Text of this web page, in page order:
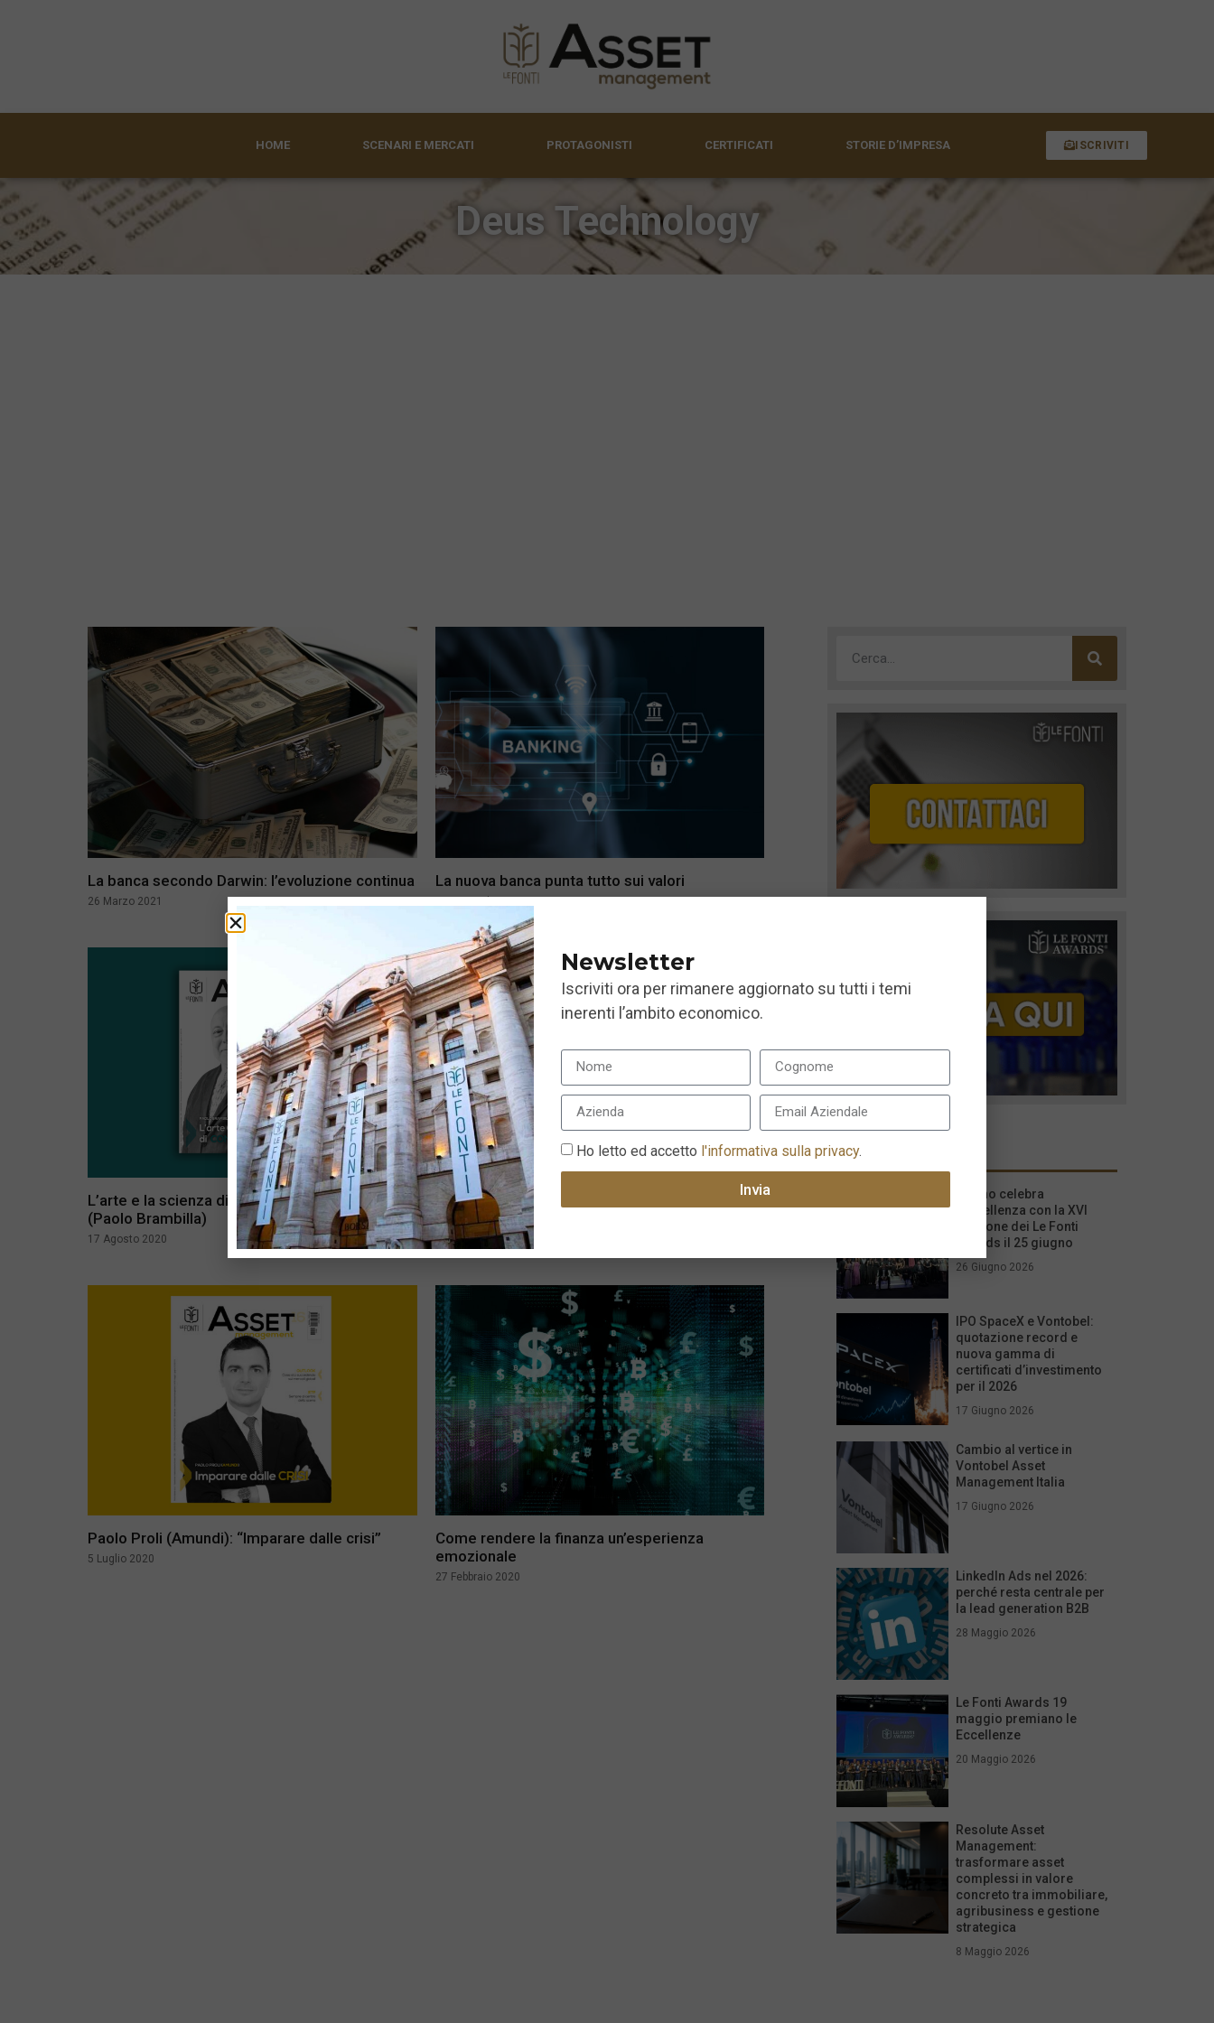
HOME SCENARI E MERCATI PROTAGONISTI CERTIFICATI STORIE D’IMPRESA ISCRIVITI
Deus Technology
La banca secondo Darwin: l’evoluzione continua
26 Marzo 2021
La nuova banca punta tutto sui valori
11 Settembre 2020
L’arte e la scienza di comunicare la finanza
(Paolo Brambilla)
17 Agosto 2020
Chatbot, la nuova frontiera della consulenza
finanziaria
22 Luglio 2020
Paolo Proli (Amundi): “Imparare dalle crisi”
5 Luglio 2020
Come rendere la finanza un’esperienza
emozionale
27 Febbraio 2020
I più recenti
Milano celebra
l’eccellenza con la XVI
edizione dei Le Fonti
Awards il 25 giugno
26 Giugno 2026
IPO SpaceX e Vontobel:
quotazione record e
nuova gamma di
certificati d’investimento
per il 2026
17 Giugno 2026
Cambio al vertice in
Vontobel Asset
Management Italia
17 Giugno 2026
LinkedIn Ads nel 2026:
perché resta centrale per
la lead generation B2B
28 Maggio 2026
Le Fonti Awards 19
maggio premiano le
Eccellenze
20 Maggio 2026
Resolute Asset
Management:
trasformare asset
complessi in valore
concreto tra immobiliare,
agribusiness e gestione
strategica
8 Maggio 2026
Newsletter
Iscriviti ora per rimanere aggiornato su tutti i temi
inerenti l’ambito economico.
Ho letto ed accetto l'informativa sulla privacy.
Invia